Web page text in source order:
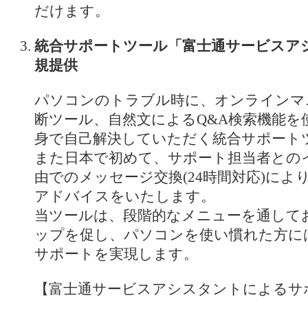
だけます。
統合サポートツール「富士通サービスア
規提供
パソコンのトラブル時に、オンライン
断ツール、自然文によるQ&A検索機能を
身で自己解決していただく統合サポート
また日本で初めて、サポート担当者との
由でのメッセージ交換(24時間対応)によ
アドバイスをいたします。
当ツールは、段階的なメニューを通して
ップを促し、パソコンを使い慣れた方
サポートを実現します。
【富士通サービスアシスタントによる